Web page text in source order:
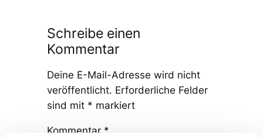
Schreibe einen
Kommentar
Deine E-Mail-Adresse wird nicht
veröffentlicht. Erforderliche Felder
sind mit * markiert
Kommentar *